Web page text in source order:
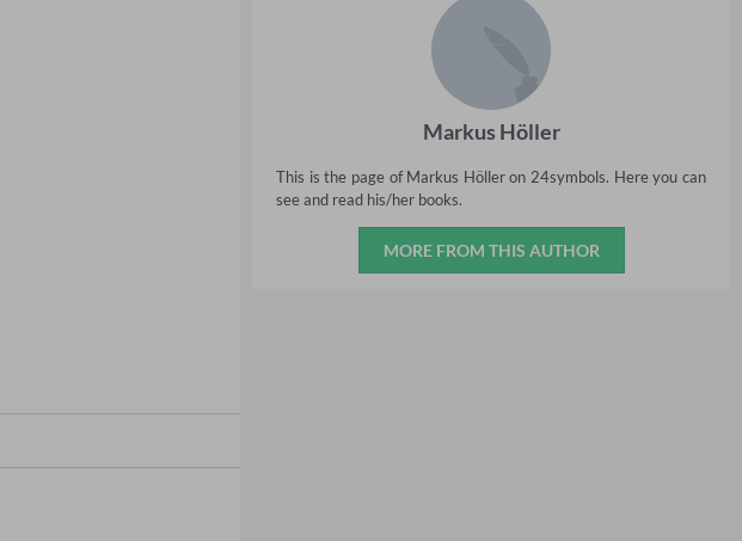
Markus Höller
This is the page of Markus Höller on 24symbols. Here you can
see and read his/her books.
MORE FROM THIS AUTHOR